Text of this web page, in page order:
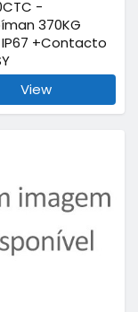
-
370KG
IP67 +Contacto
View